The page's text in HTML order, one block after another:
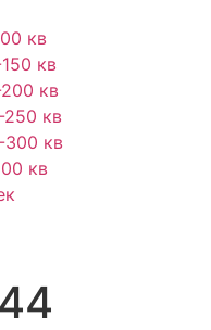
кв
кв
кв
кв
кв
кв